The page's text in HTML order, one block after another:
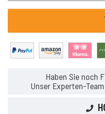
Haben Sie noch
Unser Experten-